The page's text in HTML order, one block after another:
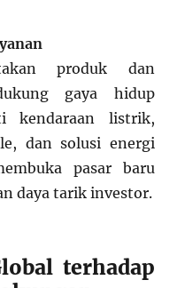
produk dan
gaya hidup
kendaraan listrik,
dan solusi energi
pasar baru
daya tarik investor.
terhadap